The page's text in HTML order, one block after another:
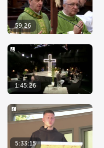
59:26
1:45:26
5:33:15